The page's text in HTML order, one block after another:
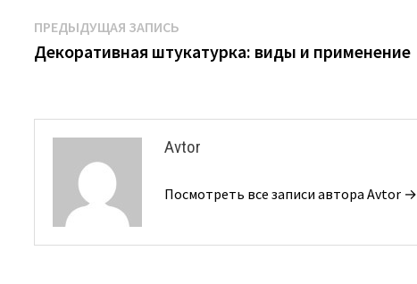
Навигация
по
ПРЕДЫДУЩАЯ ЗАПИСЬ
запись:
Декоративная штукатурка: виды и применение
Avtor
Посмотреть все записи автора Avtor →